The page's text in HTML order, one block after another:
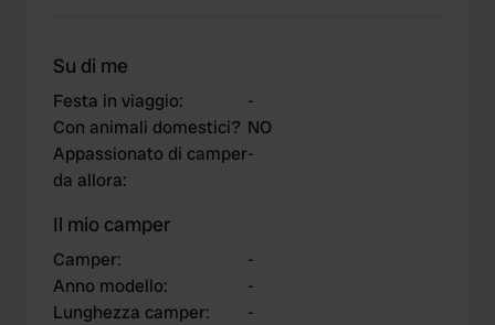
Su di me
Festa in viaggio:
-
Con animali domestici? NO
Appassionato di camper
da allora:
-
Il mio camper
Camper:
-
Anno modello:
-
Lunghezza camper:
-